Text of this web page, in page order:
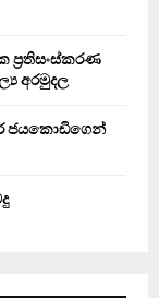
ප්‍රතිසංස්කරණ
අරමුදල
ජයකොඩිගෙන්